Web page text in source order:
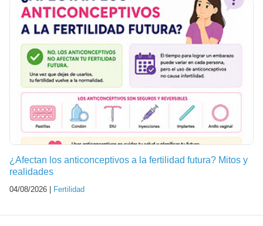
¿Afectan los anticonceptivos a la fertilidad futura? Mitos y
realidades
04/08/2026 | Fertilidad